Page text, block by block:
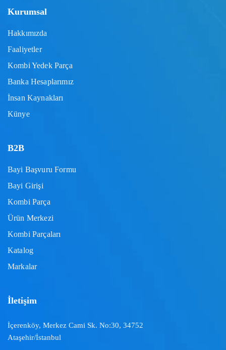
Kurumsal
Hakkımızda
Faaliyetler
Kombi Yedek Parça
Banka Hesaplarımız
İnsan Kaynakları
Künye
B2B
Bayi Başvuru Formu
Bayi Girişi
Kombi Parça
Ürün Merkezi
Kombi Parçaları
Katalog
Markalar
İletişim
İçerenköy, Merkez Cami Sk. No:30, 34752
Ataşehir/İstanbul